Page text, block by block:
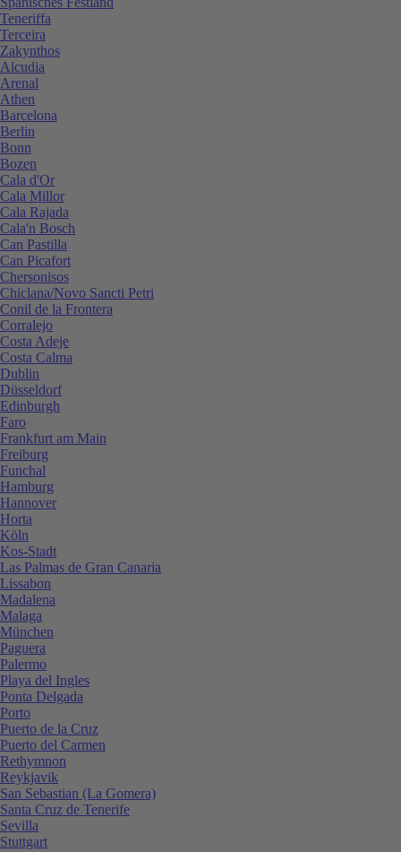
Teneriffa
Terceira
Zakynthos
Alcudia
Arenal
Athen
Barcelona
Berlin
Bonn
Bozen
Cala d'Or
Cala Millor
Cala Rajada
Cala'n Bosch
Can Pastilla
Can Picafort
Chersonisos
Chiclana/Novo Sancti Petri
Conil de la Frontera
Corralejo
Costa Adeje
Costa Calma
Dublin
Düsseldorf
Edinburgh
Faro
Frankfurt am Main
Freiburg
Funchal
Hamburg
Hannover
Horta
Köln
Kos-Stadt
Las Palmas de Gran Canaria
Lissabon
Madalena
Malaga
München
Paguera
Palermo
Playa del Ingles
Ponta Delgada
Porto
Puerto de la Cruz
Puerto del Carmen
Rethymnon
Reykjavik
San Sebastian (La Gomera)
Santa Cruz de Tenerife
Sevilla
Stuttgart